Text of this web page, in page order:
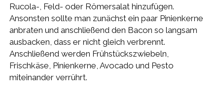
Rucola-, Feld- oder Römersalat hinzufügen.
Ansonsten sollte man zunächst ein paar Pinienkerne
anbraten und anschließend den Bacon so langsam
ausbacken, dass er nicht gleich verbrennt.
Anschließend werden Frühstückszwiebeln,
Frischkäse, Pinienkerne, Avocado und Pesto
miteinander verrührt.